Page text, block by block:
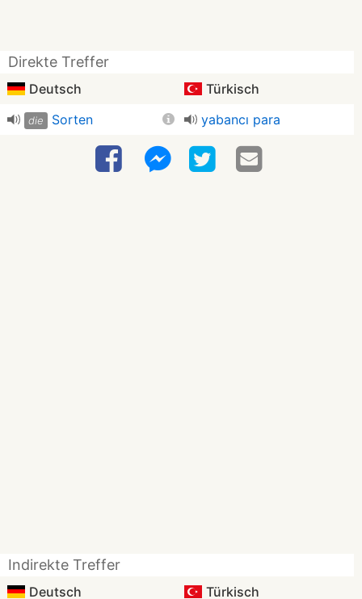
Direkte Treffer
Deutsch Türkisch
die Sorten yabancı para
Indirekte Treffer
Deutsch Türkisch